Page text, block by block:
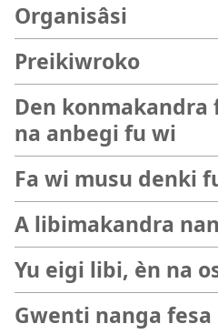
Organisâsi
Preikiwroko
Den konmakandra
na anbegi fu wi
Fa wi musu denki
A libimakandra
Yu eigi libi, èn na
Gwenti nanga fesa